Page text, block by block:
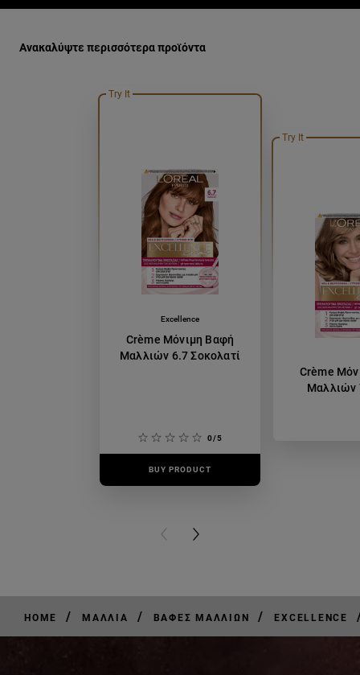
Ανακαλύψτε περισσότερα προϊόντα
Try It
Excellence
Crème Μόνιμη Βαφή
Μαλλιών 6.7 Σοκολατί
0/5
BUY PRODUCT
Try It
Crème
Μαλλιών
PREVIOUS CARD
NEXT CARD
HOME / ΜΑΛΛΙΆ / ΒΑΦΈΣ ΜΑΛΛΙΏΝ / EXCELLENCE